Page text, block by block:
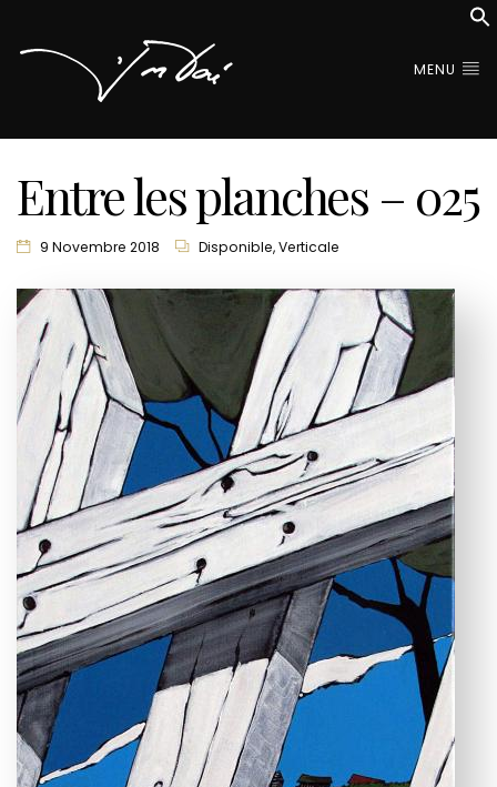
MENU
Entre les planches – 025
9 Novembre 2018 Disponible,Verticale